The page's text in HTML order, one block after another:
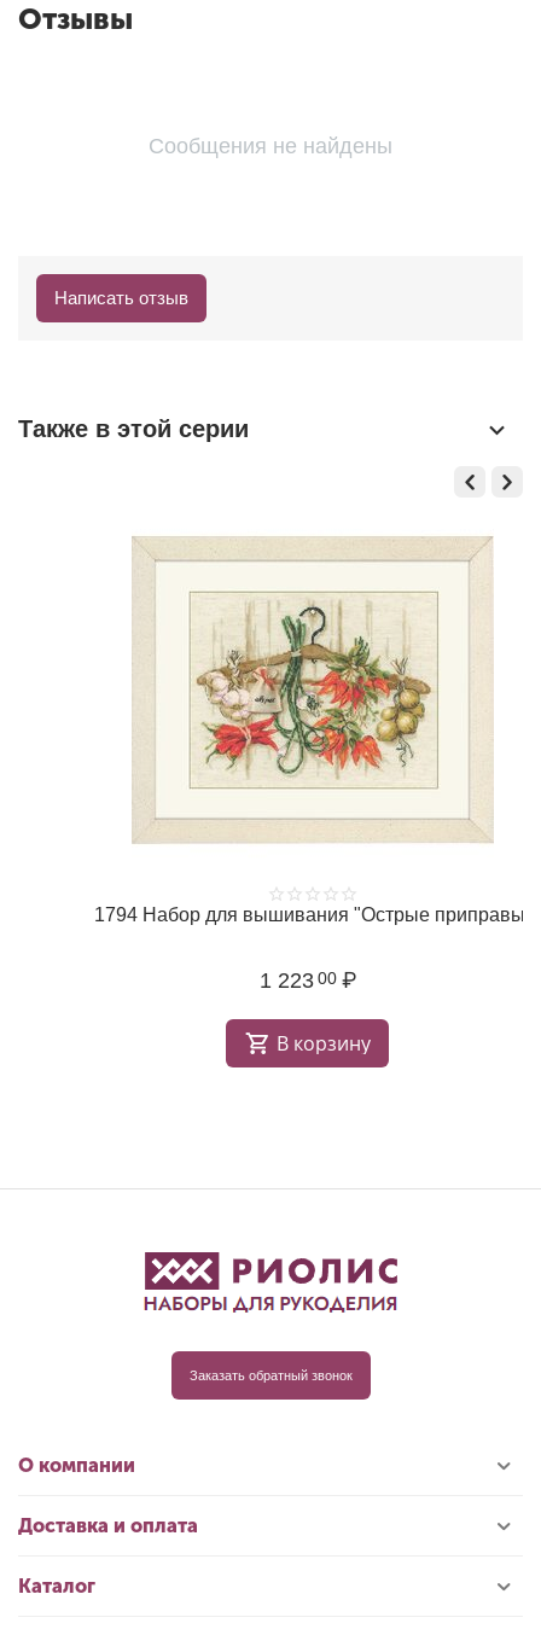
Отзывы
Сообщения не найдены
Написать отзыв
Также в этой серии
1794 Набор для вышивания "Острые приправы"
1 223 00 ₽
В корзину
Заказать обратный звонок
О компании
Доставка и оплата
Каталог